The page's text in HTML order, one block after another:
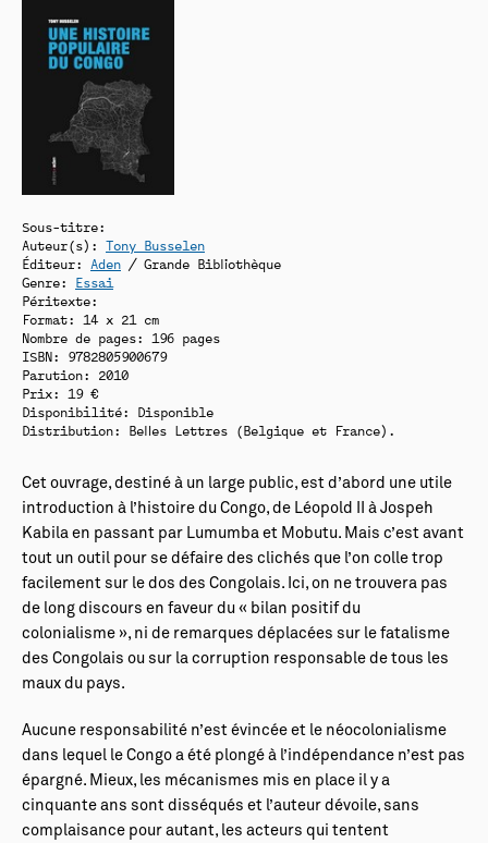
Sous-titre:
Auteur(s): Tony Busselen
Éditeur: Aden / Grande Bibliothèque
Genre: Essai
Péritexte:
Format: 14 x 21 cm
Nombre de pages: 196 pages
ISBN: 9782805900679
Parution: 2010
Prix: 19 €
Disponibilité:
Disponible
Distribution: Belles Lettres (Belgique et France).
Cet ouvrage, destiné à un large public, est d’abord une utile
introduction à l’histoire du Congo, de Léopold II à Jospeh
Kabila en passant par Lumumba et Mobutu. Mais c’est avant
tout un outil pour se défaire des clichés que l’on colle trop
facilement sur le dos des Congolais. Ici, on ne trouvera pas
de long discours en faveur du « bilan positif du
colonialisme », ni de remarques déplacées sur le fatalisme
des Congolais ou sur la corruption responsable de tous les
maux du pays.
Aucune responsabilité n’est évincée et le néocolonialisme
dans lequel le Congo a été plongé à l’indépendance n’est pas
épargné. Mieux, les mécanismes mis en place il y a
cinquante ans sont disséqués et l’auteur dévoile, sans
complaisance pour autant, les acteurs qui tentent